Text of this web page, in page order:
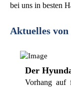
bei uns in besten
Aktuelles
Der
Vorhang auf